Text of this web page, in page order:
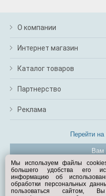
О компании
Интернет магазин
Каталог товаров
Партнерство
Реклама
Перейти
Вам
©
Мы используем файлы
большего удобства его
информацию об
обработки персональных
пользоваться сайтом,